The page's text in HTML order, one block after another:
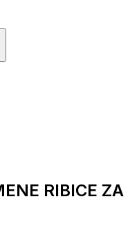
RIBICE ZA